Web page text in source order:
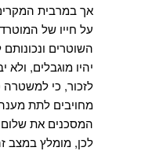
אך במרבית
על חייו של
השוטרים
יהיו מוגבלים,
לזכור, כי למשטרה
מחויבים לתת
המסכנים את שלום
לכן, מומלץ במצב